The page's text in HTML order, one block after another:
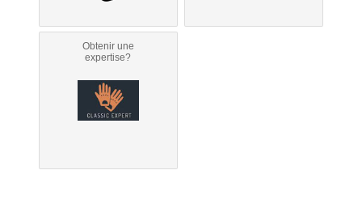
Obtenir une
expertise?